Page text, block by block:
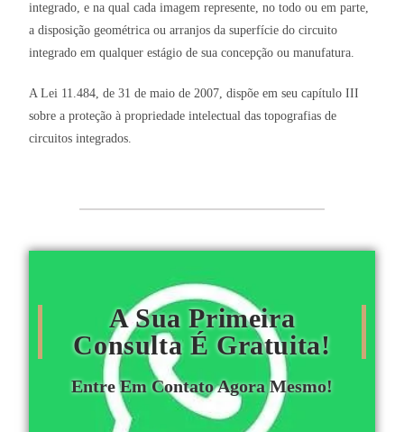
integrado, e na qual cada imagem represente, no todo ou em parte,
a disposição geométrica ou arranjos da superfície do circuito
integrado em qualquer estágio de sua concepção ou manufatura.
A Lei 11.484, de 31 de maio de 2007, dispõe em seu capítulo III
sobre a proteção à propriedade intelectual das topografias de
circuitos integrados.
A Sua Primeira
Consulta É Gratuita!
Entre Em Contato Agora Mesmo!